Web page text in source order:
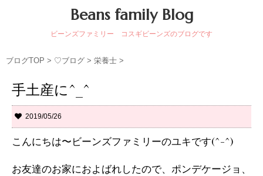
Beans family Blog
ビーンズファミリー コスギビーンズのブログです
ブログTOP > ♡ブログ > 栄養士 >
手土産に^_^
2019/05/26
こんにちは〜ビーンズファミリーのユキです(^-^)
お友達のお家におよばれしたので、ポンデケージョ、